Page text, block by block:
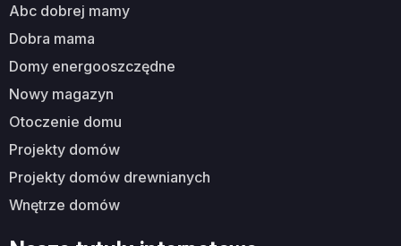
abc dobrej mamy
dobra mama
domy energooszczędne
nowy magazyn
otoczenie domu
projekty domów
projekty domów drewnianych
wnętrze domów